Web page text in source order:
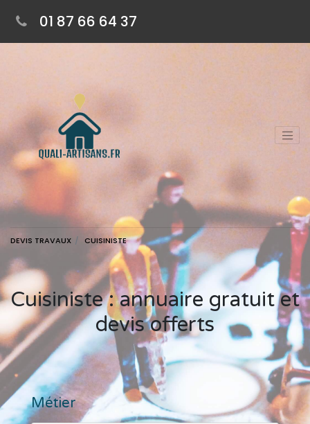
01 87 66 64 37
DEVIS TRAVAUX CUISINISTE
Cuisiniste : annuaire gratuit et
devis offerts
Métier